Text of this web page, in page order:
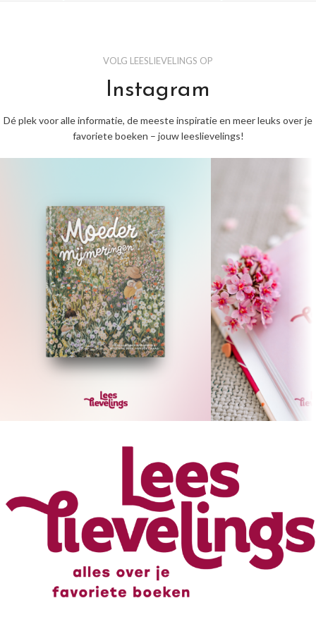
VOLG LEESLIEVELINGS OP
Instagram
Dé plek voor alle informatie, de meeste inspiratie en meer leuks over je
favoriete boeken – jouw leeslievelings!